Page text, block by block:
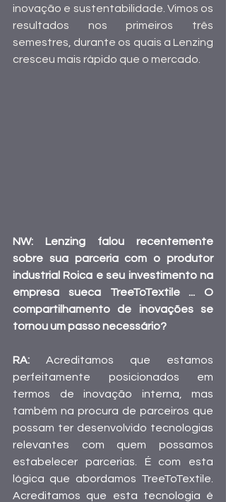
inovação e sustentabilidade. Vimos os
resultados nos primeiros três
semestres, durante os quais a Lenzing
cresceu mais rápido que o mercado.
NW: Lenzing falou recentemente
sobre sua parceria com o produtor
industrial Roica e seu investimento na
empresa sueca TreeToTextile ... O
compartilhamento de inovações se
tornou um passo necessário?
RA: Acreditamos que estamos
perfeitamente posicionados em
termos de inovação interna, mas
também na procura de parceiros que
possam ter desenvolvido tecnologias
relevantes com quem possamos
estabelecer parcerias. É com esta
lógica que abordamos TreeToTextile.
Acreditamos que esta tecnologia é